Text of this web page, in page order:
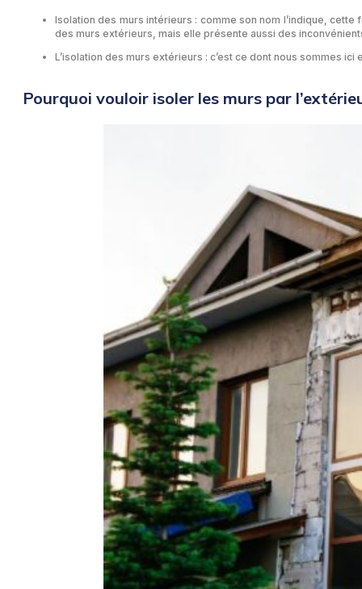
Isolation des murs intérieurs : comme son nom l’indique,
des murs extérieurs, mais elle présente aussi des
L’isolation des murs extérieurs : c’est ce dont nous sommes
Pourquoi vouloir isoler les murs par